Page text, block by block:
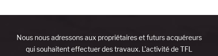
Nous nous adressons aux propriétaires et futurs acquéreurs
qui souhaitent effectuer des travaux. L’activité de TFL